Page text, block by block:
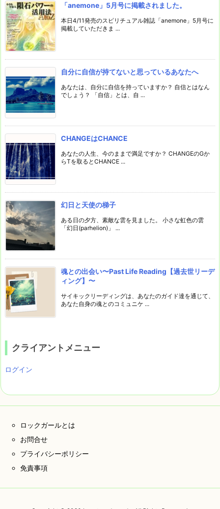
「anemone」5月号に掲載されました。
本日4/11発売のスピリチュアル雑誌「anemone」5月号に
掲載していただきま ...
自分に自信が持てないと思っているあなたへ
あなたは、自分に自信を持っていますか？ 自信とはなん
でしょう？ 「自信」とは、自 ...
CHANGEはCHANCE
あなたの人生、今のままで満足ですか？ CHANGEのGか
らTを取るとCHANCE ...
幻日と天使の梯子
ある日の夕方、素敵な雲を見ました。 小さな虹色の雲
「幻日(parhelion)」 ...
魂との出会い〜Past Life Reading【過去世リーデ
ィング】〜
サイキックリーディングは、あなたのガイド達を通じて、
あなた自身の魂とのコミュニケ ...
クライアントメニュー
ログイン
ロックガールとは
お問合せ
プライバシーポリシー
免責事項